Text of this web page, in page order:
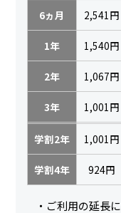
6ヵ月 2,541円
1年 1,540円
2年 1,067円
3年 1,001円
学割2年 1,001円
学割4年 924円
・ご利用の延長